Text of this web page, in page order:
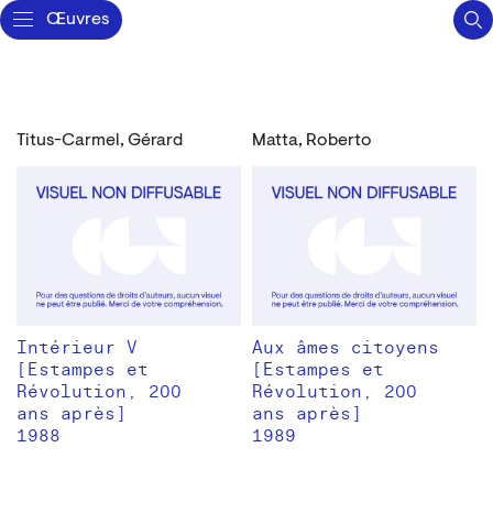
Œuvres
Titus-Carmel, Gérard
Intérieur V
[Estampes et
Révolution, 200
ans après]
1988
Matta, Roberto
Aux âmes citoyens
[Estampes et
Révolution, 200
ans après]
1989